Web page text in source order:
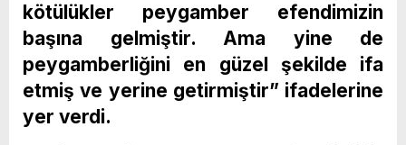
kötülükler peygamber efendimizin
başına gelmiştir. Ama yine de
peygamberliğini en güzel şekilde ifa
etmiş ve yerine getirmiştir” ifadelerine
yer verdi.